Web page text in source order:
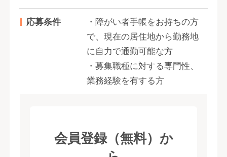
応募条件
・障がい者手帳をお持ちの方
で、現在の居住地から勤務地
に自力で通勤可能な方
・募集職種に対する専門性、
業務経験を有する方
会員登録（無料）か